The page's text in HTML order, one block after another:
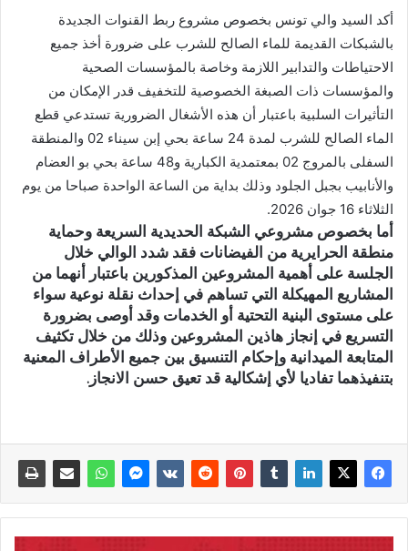
أكد السيد والي تونس بخصوص مشروع ربط القنوات الجديدة
بالشبكات القديمة للماء الصالح للشرب على ضرورة أخذ جميع
الاحتياطات والتدابير اللازمة وخاصة بالمؤسسات الصحية
والمؤسسات ذات الصبغة الخصوصية للتخفيف قدر الإمكان من
التأثيرات السلبية باعتبار أن هذه الأشغال الضرورية تستدعي قطع
الماء الصالح للشرب لمدة 24 ساعة بحي إبن سيناء 02 والمنطقة
السفلى بالمروج 02 بمعتمدية الكبارية و48 ساعة بحي بو العضام
والأنابيب بجبل الجلود وذلك بداية من الساعة الواحدة صباحا من يوم
الثلاثاء 16 جوان 2026.
أما بخصوص مشروعي الشبكة الحديدية السريعة وحماية
منطقة الحرايرية من الفيضانات فقد شدد الوالي خلال
الجلسة على أهمية المشروعين المذكورين باعتبار أنهما من
المشاريع المهيكلة التي تساهم في إحداث نقلة نوعية سواء
على مستوى البنية التحتية أو الخدمات وقد أوصى بضرورة
التسريع في إنجاز هاذين المشروعين وذلك من خلال تكثيف
المتابعة الميدانية وإحكام التنسيق بين جميع الأطراف المعنية
بتنفيذهما تفاديا لأي إشكالية قد تعيق حسن الانجاز.